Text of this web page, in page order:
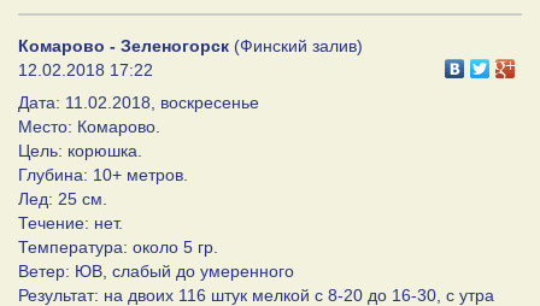
Комарово - Зеленогорск (Финский залив)
12.02.2018 17:22
Дата: 11.02.2018, воскресенье
Место: Комарово.
Цель: корюшка.
Глубина: 10+ метров.
Лед: 25 см.
Течение: нет.
Температура: около 5 гр.
Ветер: ЮВ, слабый до умеренного
Результат: на двоих 116 штук мелкой с 8-20 до 16-30, с утра